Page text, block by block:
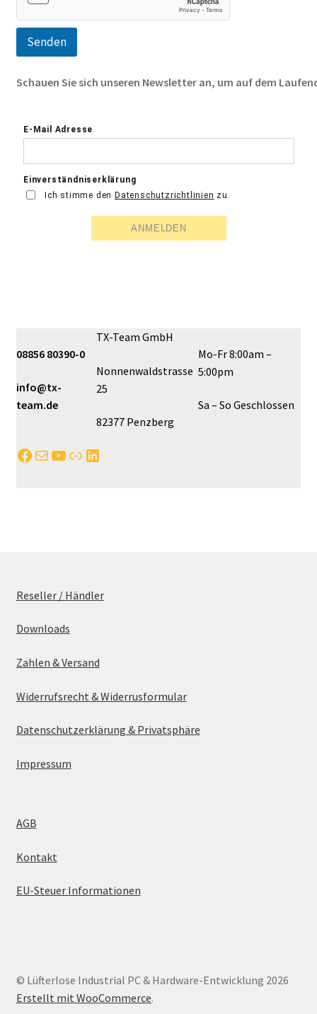
Widerrufsrecht & Widerrufsformular
e
s
e
Senden
Schauen Sie sich unseren Newsletter an, um auf dem
08856 80390-0
info@tx-
team.de
TX-Team GmbH
Nonnenwaldstrasse
25
82377 Penzberg
Mo-Fr 8:00am –
5:00pm
Sa – So Geschlossen
Facebook
E-MailYouTube
LinkLinkedIn
Reseller / Händler
Downloads
Zahlen & Versand
Widerrufsrecht & Widerrusformular
Datenschutzerklärung & Privatsphäre
Impressum
AGB
Kontakt
EU-Steuer Informationen
© Lüfterlose Industrial PC & Hardware-Entwicklung 2026
Erstellt mit WooCommerce.